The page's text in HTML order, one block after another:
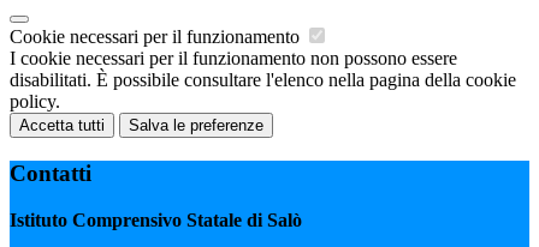
Cookie necessari per il funzionamento
I cookie necessari per il funzionamento non possono essere
disabilitati. È possibile consultare l'elenco nella pagina della cookie
policy.
Accetta tutti Salva le preferenze
Contatti
Istituto Comprensivo Statale di Salò